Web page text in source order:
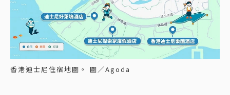
香港迪士尼住宿地圖。 圖／Agoda